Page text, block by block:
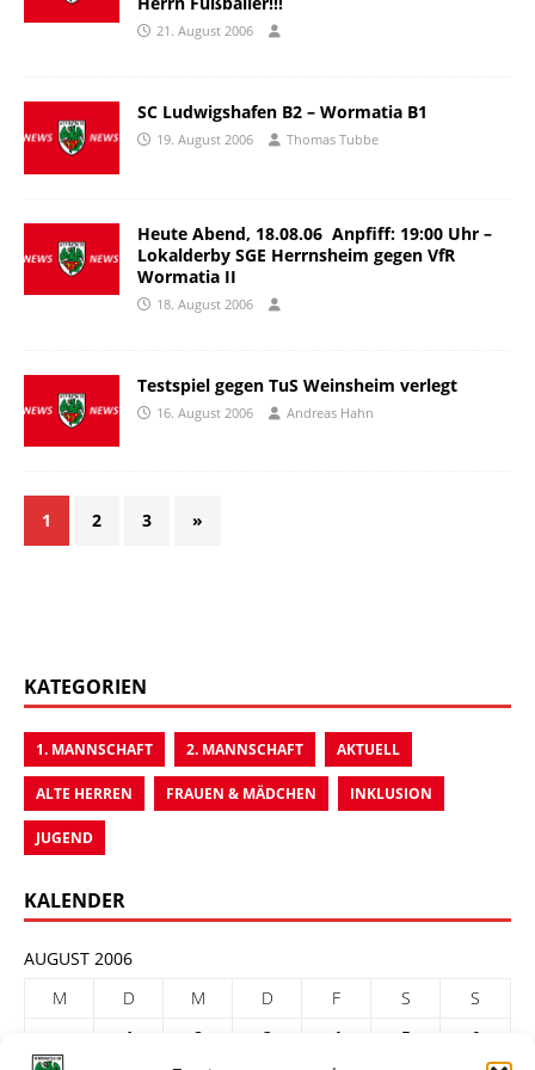
21. August 2006
SC Ludwigshafen B2 – Wormatia B1
19. August 2006 Thomas Tubbe
Heute Abend, 18.08.06  Anpfiff: 19:00 Uhr –
Lokalderby SGE Herrnsheim gegen VfR
Wormatia II
18. August 2006
Testspiel gegen TuS Weinsheim verlegt
16. August 2006 Andreas Hahn
1 2 3 »
KATEGORIEN
1. MANNSCHAFT 2. MANNSCHAFT AKTUELL
ALTE HERREN FRAUEN & MÄDCHEN INKLUSION
JUGEND
KALENDER
AUGUST 2006
M
D M D F S
S
1
2 3 4 5
6